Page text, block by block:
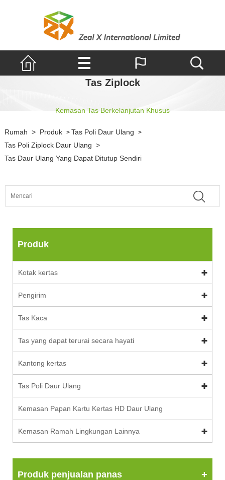
Tas Ziplock
Kemasan Tas Berkelanjutan Khusus
Rumah > Produk > Tas Poli Daur Ulang >
Tas Poli Ziplock Daur Ulang >
Tas Daur Ulang Yang Dapat Ditutup Sendiri
Produk
Kotak kertas
Pengirim
Tas Kaca
Tas yang dapat terurai secara hayati
Kantong kertas
Tas Poli Daur Ulang
Kemasan Papan Kartu Kertas HD Daur Ulang
Kemasan Ramah Lingkungan Lainnya
Produk penjualan panas